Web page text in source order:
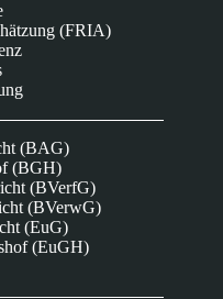
(FRIA)
(BAG)
(BGH)
(BVerfG)
(BVerwG)
(EuG)
(EuGH)